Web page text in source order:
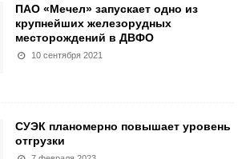
ПАО «Мечел» запускает одно из
крупнейших железорудных
месторождений в ДВФО
10 сентября 2021
СУЭК планомерно повышает уровень
отгрузки